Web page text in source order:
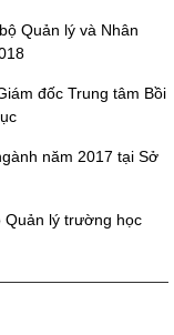
Quản lý và Nhân
đốc Trung tâm Bồi
năm 2017 tại Sở
lý trường học